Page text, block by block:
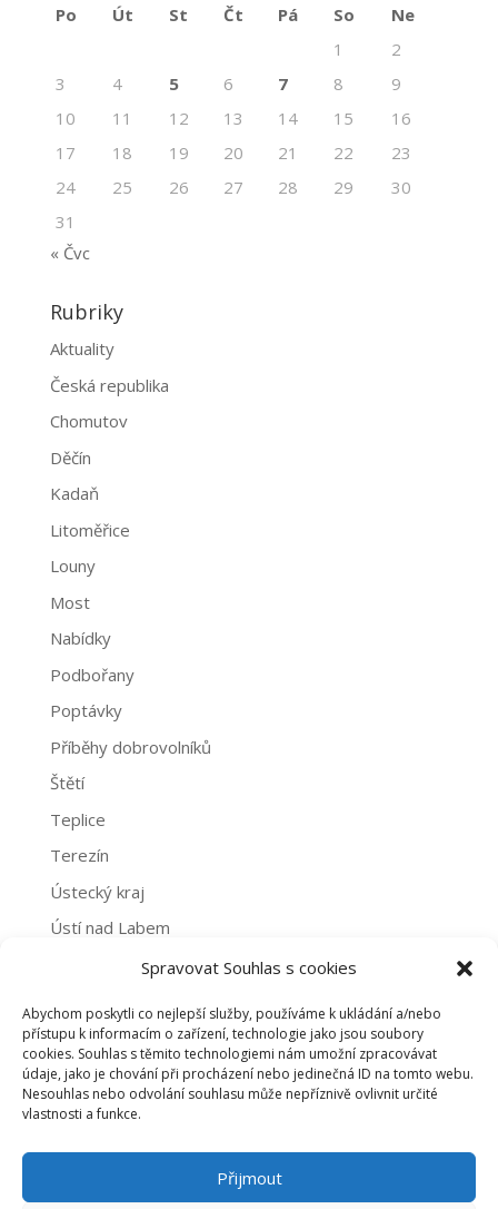
Spravovat Souhlas s cookies
Abychom poskytli co nejlepší služby, používáme k ukládání a/nebo
přístupu k informacím o zařízení, technologie jako jsou soubory
cookies. Souhlas s těmito technologiemi nám umožní zpracovávat
údaje, jako je chování při procházení nebo jedinečná ID na tomto webu.
Nesouhlas nebo odvolání souhlasu může nepříznivě ovlivnit určité
vlastnosti a funkce.
Přijmout
Po Út St Čt Pá So
Ne
1
2
3
4 5 6 7 8
9
10
11 12 13 14 15
16
17
18 19 20 21 22
23
24
25 26 27 28 29
30
31
« Čvc
Rubriky
Aktuality
Česká republika
Chomutov
Děčín
Kadaň
Litoměřice
Louny
Most
Nabídky
Podbořany
Poptávky
Příběhy dobrovolníků
Štětí
Teplice
Terezín
Ústecký kraj
Ústí nad Labem
Archivy
Archivy
PROHLÁŠENÍ O NAKLÁDÁNÍ S OSOBNÍMI ÚDAJI
ZÁSADY COOKIES (EU)